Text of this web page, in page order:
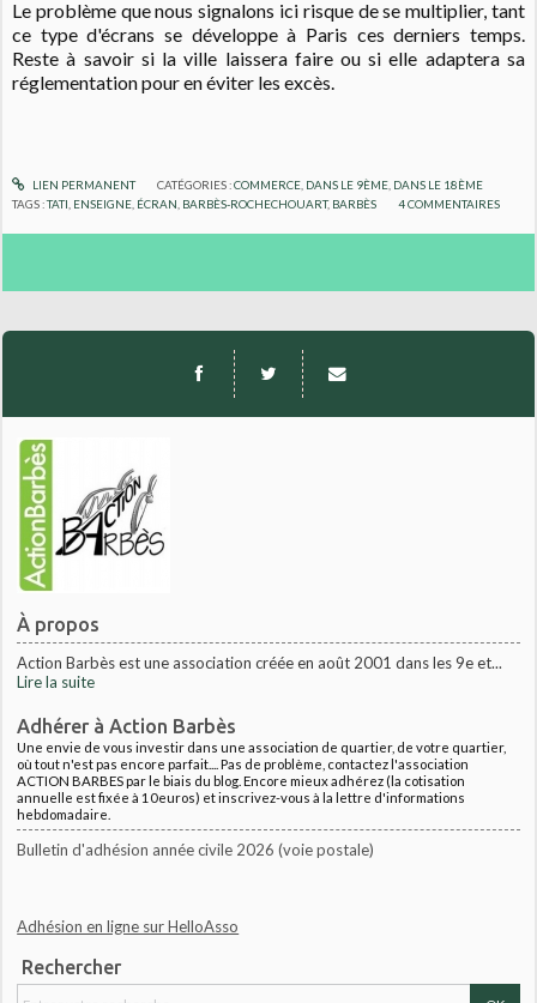
À propos
Action Barbès est une association créée en août 2001 dans les 9e et...
Lire la suite
Adhérer à Action Barbès
Une envie de vous investir dans une association de quartier, de votre quartier,
où tout n'est pas encore parfait.... Pas de problème, contactez l'association
ACTION BARBES par le biais du blog. Encore mieux adhérez (la cotisation
annuelle est fixée à 10euros) et inscrivez-vous à la lettre d'informations
hebdomadaire.
Bulletin d'adhésion année civile 2026 (voie postale)
Adhésion en ligne sur HelloAsso
Rechercher
Le problème que nous signalons ici risque de se multiplier, tant
ce type d'écrans se développe à Paris ces derniers temps.
Reste à savoir si la ville laissera faire ou si elle adaptera sa
réglementation pour en éviter les excès.
LIEN PERMANENT CATÉGORIES :COMMERCE, DANS LE 9ÈME, DANS LE 18ÈME
TAGS :TATI ENSEIGNE ÉCRAN BARBÈS-ROCHECHOUART, BARBÈS 4COMMENTAIRES